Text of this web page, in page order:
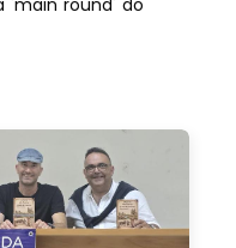
'main round' do